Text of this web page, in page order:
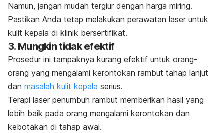
Namun, jangan mudah tergiur dengan harga miring.
Pastikan Anda tetap melakukan perawatan laser untuk
kulit kepala di klinik bersertifikat.
3. Mungkin tidak efektif
Prosedur ini tampaknya kurang efektif untuk orang-
orang yang mengalami kerontokan rambut tahap lanjut
dan masalah kulit kepala serius.
Terapi laser penumbuh rambut memberikan hasil yang
lebih baik pada orang mengalami kerontokan dan
kebotakan di tahap awal.